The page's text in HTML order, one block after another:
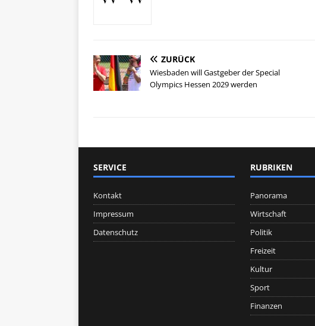
ZURÜCK
Wiesbaden will Gastgeber der Special
Olympics Hessen 2029 werden
SERVICE
Kontakt
Impressum
Datenschutz
RUBRIKEN
Panorama
Wirtschaft
Politik
Freizeit
Kultur
Sport
Finanzen